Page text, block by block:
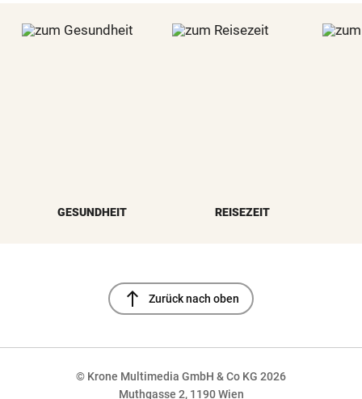
GESUNDHEIT REISEZEIT
north Zurück nach oben
© Krone Multimedia GmbH & Co KG 2026
Muthgasse 2, 1190 Wien